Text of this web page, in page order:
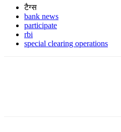
टैग्स
bank news
participate
rbi
special clearing operations